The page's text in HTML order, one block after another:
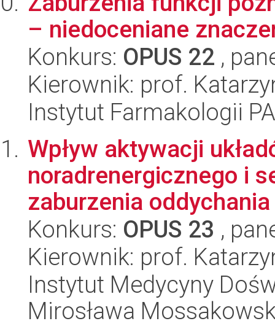
– niedoceniane
Konkurs: OPUS 22 ,
Kierownik: prof.
Instytut Farmakologii
Wpływ aktywacji
noradrenergicznego i
zaburzenia
Konkurs: OPUS 23 ,
Kierownik: prof.
Instytut Medycyny
Mirosława